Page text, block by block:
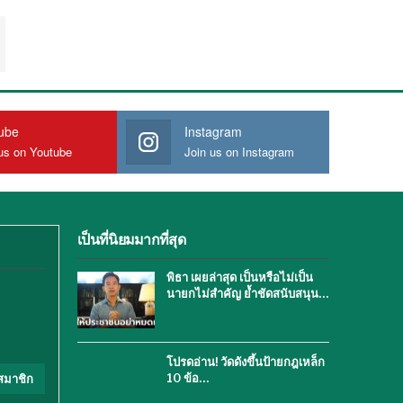
on Youtube
Instagram
Join us on Instagram
มาชิก
เป็นที่นิยมมากที่สุด
พิธา เผยล่าสุด เป็นหรือไม่เป็น
นายกไม่สำคัญ ย้ำชัดสนับสนุน…
โปรดอ่าน! วัดดังขึ้นป้ายกฎเหล็ก
10 ข้อ…